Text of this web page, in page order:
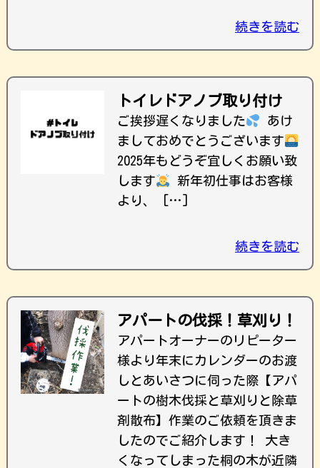
続きを読む
トイレドアノブ取り付け
ご挨拶遅くなりました
あけ
ましておめでとうございます
2025年もどうぞ宜しくお願い致
します
新年初仕事はお客様
より、 […]
続きを読む
アパートの伐採！草刈り！
アパートオーナーのリピーター
様より年末にカレンダーのお渡
しとあいさつに伺った際【アパ
ートの樹木伐採と草刈りと除草
剤散布】作業のご依頼を頂きま
したのでご紹介します！ 大き
くなってしまった桐の木が近隣